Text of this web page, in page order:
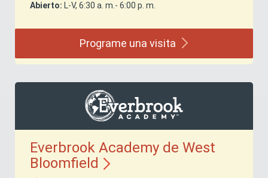
Abierto: L-V, 6:30 a. m.- 6:00 p. m.
Programe una visita
Everbrook Academy de West
Bloomfield